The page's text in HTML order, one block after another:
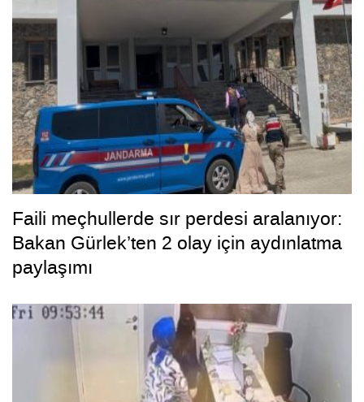
Faili meçhullerde sır perdesi aralanıyor:
Bakan Gürlek’ten 2 olay için aydınlatma
paylaşımı